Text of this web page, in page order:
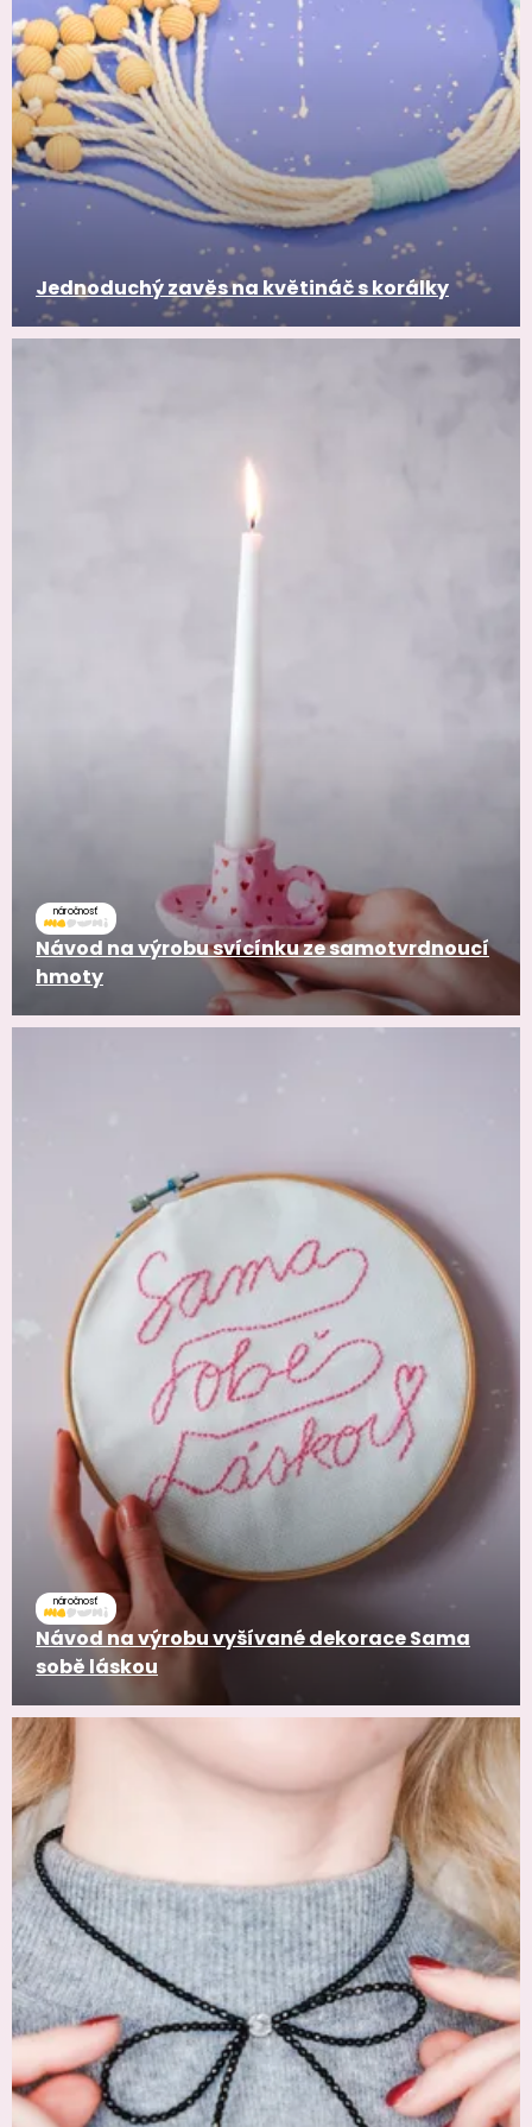
Jednoduchý zavěs na květináč s korálky
náročnosť
Návod na výrobu svícínku ze samotvrdnoucí
hmoty
náročnosť
Návod na výrobu vyšívané dekorace Sama
sobě láskou